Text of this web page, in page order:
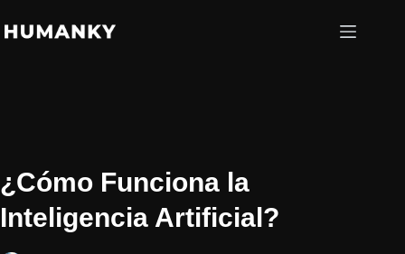
al
¿Cómo Funciona la
Inteligencia Artificial?